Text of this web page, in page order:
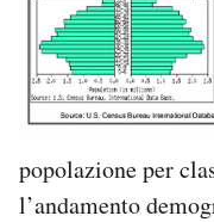
popolazione per
l’andamento